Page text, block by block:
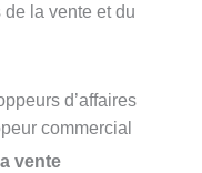
la vente et du
d’affaires
commercial
vente